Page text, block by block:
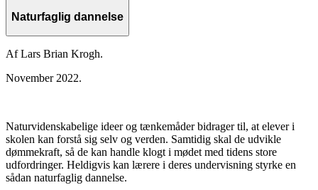
Naturfaglig dannelse
Af Lars Brian Krogh.
November 2022.
Naturvidenskabelige ideer og tænkemåder bidrager til, at elever i
skolen kan forstå sig selv og verden. Samtidig skal de udvikle
dømmekraft, så de kan handle klogt i mødet med tidens store
udfordringer. Heldigvis kan lærere i deres undervisning styrke en
sådan naturfaglig dannelse.